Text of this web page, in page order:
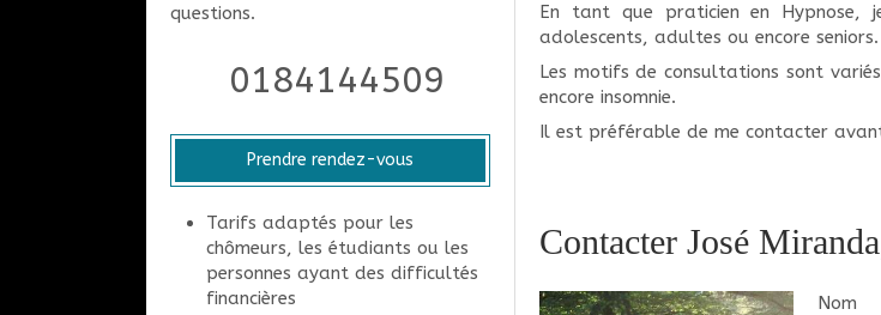
En tant que praticien en Hypnose,
adolescents, adultes ou encore seniors.
Les motifs de consultations sont
encore insomnie.
Il est préférable de me contacter
Contacter José
Nom
questions.
0184144509
Prendre rendez-vous
Tarifs adaptés pour les
chômeurs, les étudiants ou les
personnes ayant des difficultés
financières